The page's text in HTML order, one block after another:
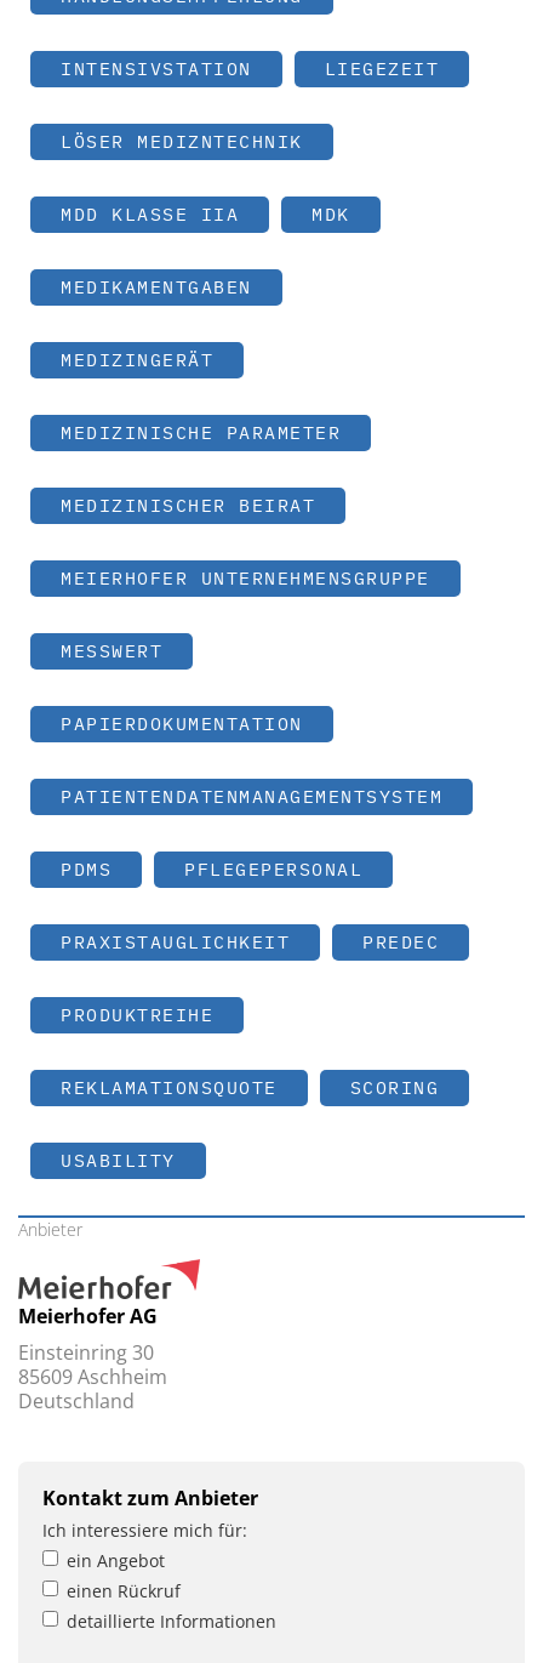
INTENSIVSTATION LIEGEZEIT
LÖSER MEDIZNTECHNIK
MDD KLASSE IIA MDK
MEDIKAMENTGABEN
MEDIZINGERÄT
MEDIZINISCHE PARAMETER
MEDIZINISCHER BEIRAT
MEIERHOFER UNTERNEHMENSGRUPPE
MESSWERT
PAPIERDOKUMENTATION
PATIENTENDATENMANAGEMENTSYSTEM
PDMS PFLEGEPERSONAL
PRAXISTAUGLICHKEIT PREDEC
PRODUKTREIHE
REKLAMATIONSQUOTE SCORING
USABILITY
Anbieter
Meierhofer AG
Einsteinring 30
85609 Aschheim
Deutschland
Kontakt zum Anbieter
Ich interessiere mich für:
ein Angebot
einen Rückruf
detaillierte Informationen